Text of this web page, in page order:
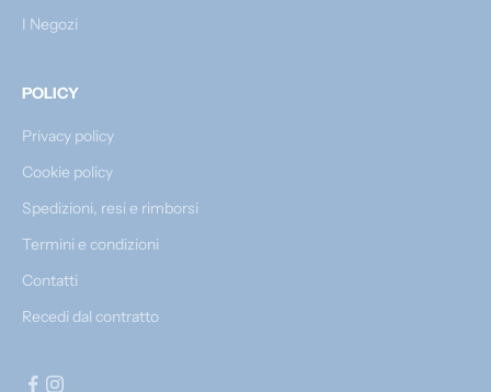
I Negozi
POLICY
Privacy policy
Cookie policy
Spedizioni, resi e rimborsi
Termini e condizioni
Contatti
Recedi dal contratto